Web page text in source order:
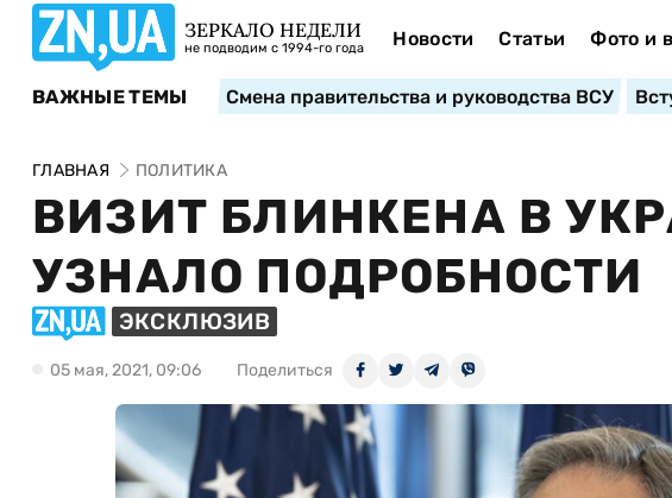
ЗЕРКАЛО НЕДЕЛИ
не подводим с 1994-го года Новости Статьи Фото и
ВАЖНЫЕ ТЕМЫ Смена правительства и руководства ВСУ
ГЛАВНАЯ ПОЛИТИКА
ВИЗИТ БЛИНКЕНА В
УЗНАЛО ПОДРОБНОСТИ
ЭКСКЛЮЗИВ
05 мая, 2021, 09:06 Поделиться